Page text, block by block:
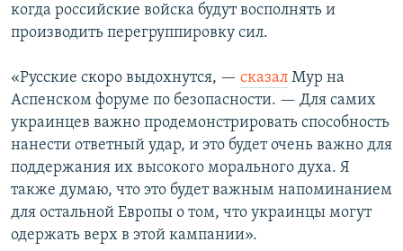
когда российские войска будут восполнять и
производить перегруппировку сил.
«Русские скоро выдохнутся, — сказал Мур на
Аспенском форуме по безопасности. — Для самих
украинцев важно продемонстрировать способность
нанести ответный удар, и это будет очень важно для
поддержания их высокого морального духа. Я
также думаю, что это будет важным напоминанием
для остальной Европы о том, что украинцы могут
одержать верх в этой кампании».